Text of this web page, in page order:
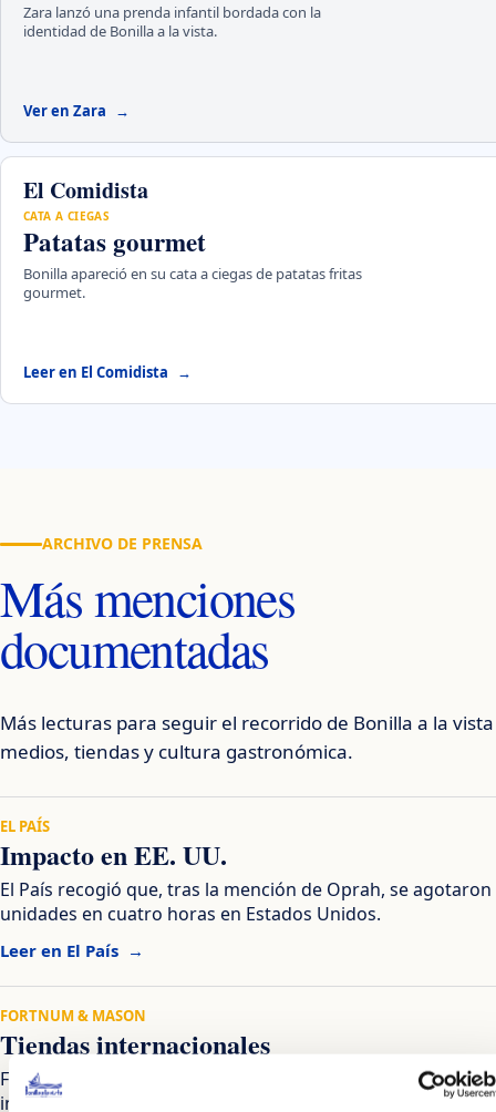
Zara lanzó una prenda infantil bordada con la
identidad de Bonilla a la vista.
Ver en Zara
El Comidista
CATA A CIEGAS
Patatas gourmet
Bonilla apareció en su cata a ciegas de patatas fritas
gourmet.
Leer en El Comidista
ARCHIVO DE PRENSA
Más menciones
documentadas
Más lecturas para seguir el recorrido de Bonilla a la
medios, tiendas y cultura gastronómica.
EL PAÍS
Impacto en EE. UU.
El País recogió que, tras la mención de Oprah, se agotaron
unidades en cuatro horas en Estados Unidos.
Leer en El País
FORTNUM & MASON
Tiendas internacionales
Fortnum & Mason vende la lata de patatas Bonilla a la vista
incluye dentro de su universo gastronómico.